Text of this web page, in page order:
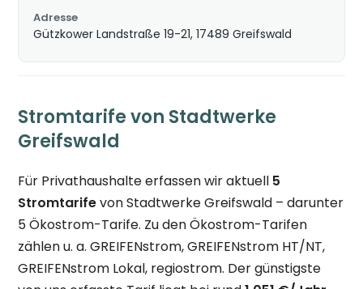
Adresse
Gützkower Landstraße 19-21, 17489 Greifswald
Stromtarife von Stadtwerke
Greifswald
Für Privathaushalte erfassen wir aktuell 5
Stromtarifevon Stadtwerke Greifswald – darunter
5 Ökostrom-Tarife. Zu den Ökostrom-Tarifen
zählen u. a. GREIFENstrom, GREIFENstrom HT/NT,
GREIFENstrom Lokal, regiostrom. Der günstigste